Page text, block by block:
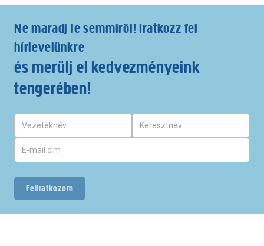
Ne maradj le semmiről! Iratkozz fel
hírlevelünkre
és merülj el kedvezményeink
tengerében!
Feliratkozom